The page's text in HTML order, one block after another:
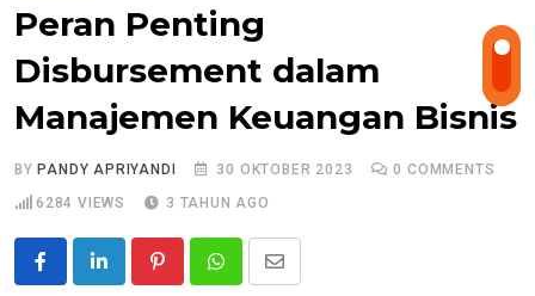
Peran Penting
Disbursement dalam
Manajemen Keuangan Bisnis
BY PANDY APRIYANDI 30 OKTOBER 2023 0 COMMENTS
6284 VIEWS 3 TAHUN AGO
PinterestWhatsappShare